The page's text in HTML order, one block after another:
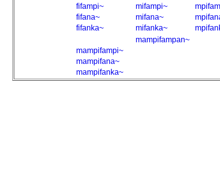
fifampi~
mifampi~
fifana~
mifana~
fifanka~
mifanka~
mampifampan~
mampifampi~
mampifana~
mampifanka~